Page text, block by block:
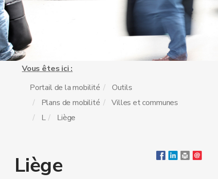
Vous êtes ici :
Portail de la mobilité
Outils
Plans de mobilité
Villes et communes
L
Liège
Liège